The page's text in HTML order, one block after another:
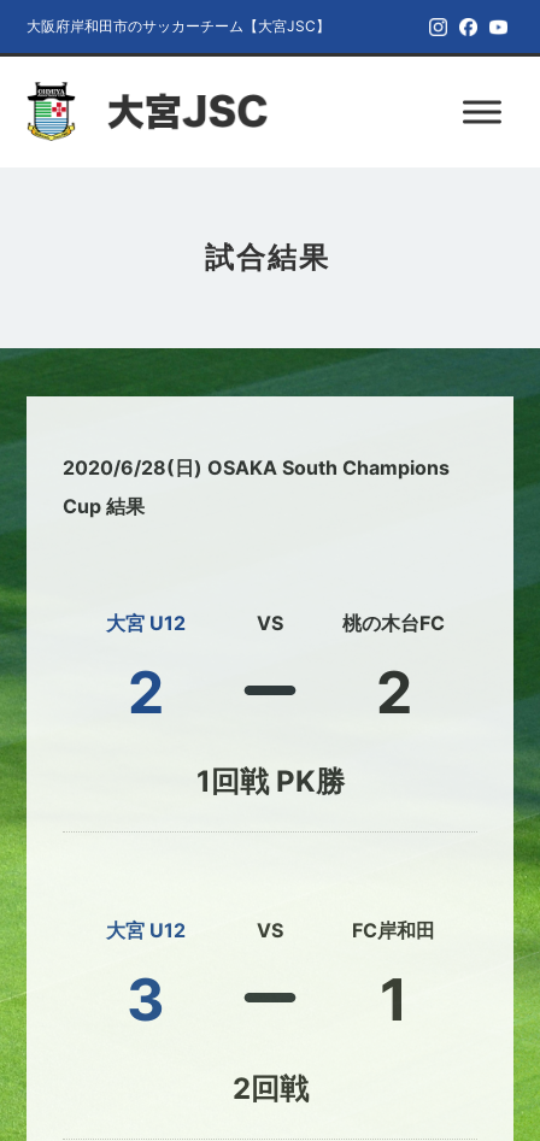
大阪府岸和田市のサッカーチーム【大宮JSC】
試合結果
2020/6/28(日) OSAKA South Champions
Cup 結果
大宮 U12
2
VS 桃の木台FC
2
1回戦 PK勝
大宮 U12
3
VS FC岸和田
1
2回戦